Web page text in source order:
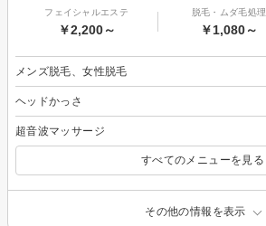
フェイシャルエステ
￥2,200～
脱毛・ムダ毛処理
￥1,080～
メンズ脱毛、女性脱毛
ヘッドかっさ
超音波マッサージ
すべてのメニューを見る
その他の情報を表示